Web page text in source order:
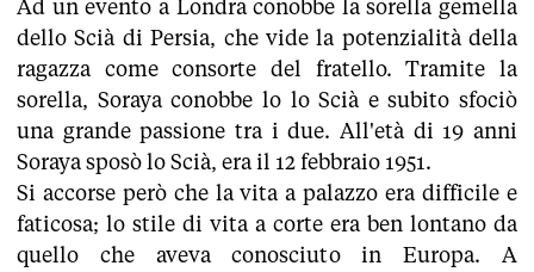
Ad un evento a Londra conobbe la sorella gemella
dello Scià di Persia, che vide la potenzialità della
ragazza come consorte del fratello. Tramite la
sorella, Soraya conobbe lo lo Scià e subito sfociò
una grande passione tra i due. All'età di 19 anni
Soraya sposò lo Scià, era il 12 febbraio 1951.
Si accorse però che la vita a palazzo era difficile e
faticosa; lo stile di vita a corte era ben lontano da
quello che aveva conosciuto in Europa. A